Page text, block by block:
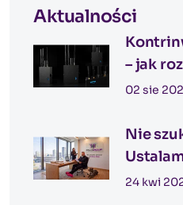
Aktualności
– jak
może
02 sie
Nie
nie
24 kwi